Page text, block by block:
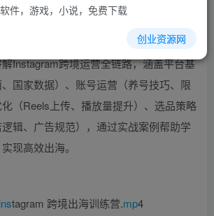
Instagram跨境运营全链路，涵盖平台基
国家数据）、账号运营（养号技巧、限
（Reels上传、播放量提升）、选品策略
辑、广告规范），通过实战案例帮助学
现高效出海。
instagram 跨境出海训练营.mp4
件，游戏，小说，免费下载
创业资源网